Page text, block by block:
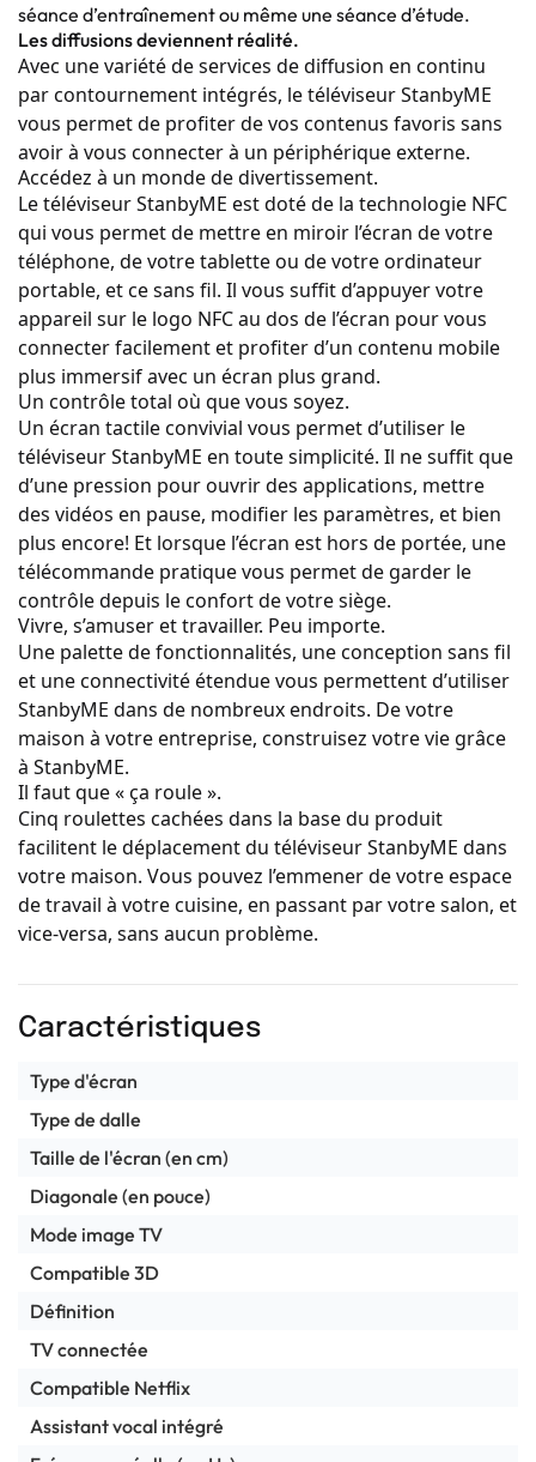
séance d’entraînement ou même une séance d’étude.
Les diffusions deviennent réalité.
Avec une variété de services de diffusion en continu
par contournement intégrés, le téléviseur StanbyME
vous permet de profiter de vos contenus favoris sans
avoir à vous connecter à un périphérique externe.
Accédez à un monde de divertissement.
Le téléviseur StanbyME est doté de la technologie NFC
qui vous permet de mettre en miroir l’écran de votre
téléphone, de votre tablette ou de votre ordinateur
portable, et ce sans fil. Il vous suffit d’appuyer votre
appareil sur le logo NFC au dos de l’écran pour vous
connecter facilement et profiter d’un contenu mobile
plus immersif avec un écran plus grand.
Un contrôle total où que vous soyez.
Un écran tactile convivial vous permet d’utiliser le
téléviseur StanbyME en toute simplicité. Il ne suffit que
d’une pression pour ouvrir des applications, mettre
des vidéos en pause, modifier les paramètres, et bien
plus encore! Et lorsque l’écran est hors de portée, une
télécommande pratique vous permet de garder le
contrôle depuis le confort de votre siège.
Vivre, s’amuser et travailler. Peu importe.
Une palette de fonctionnalités, une conception sans fil
et une connectivité étendue vous permettent d’utiliser
StanbyME dans de nombreux endroits. De votre
maison à votre entreprise, construisez votre vie grâce
à StanbyME.
Il faut que « ça roule ».
Cinq roulettes cachées dans la base du produit
facilitent le déplacement du téléviseur StanbyME dans
votre maison. Vous pouvez l’emmener de votre espace
de travail à votre cuisine, en passant par votre salon, et
vice-versa, sans aucun problème.
Caractéristiques
Type d'écran
Type de dalle
Taille de l'écran (en cm)
Diagonale (en pouce)
Mode image TV
Compatible 3D
Définition
TV connectée
Compatible Netflix
Assistant vocal intégré